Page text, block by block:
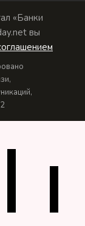
«Банки
вы